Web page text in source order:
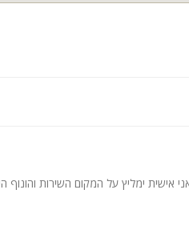
אישית ימליץ על המקום השירות והונוף